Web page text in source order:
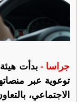
جراسا - بدأت
توعوية عبر
الاجتماعي،